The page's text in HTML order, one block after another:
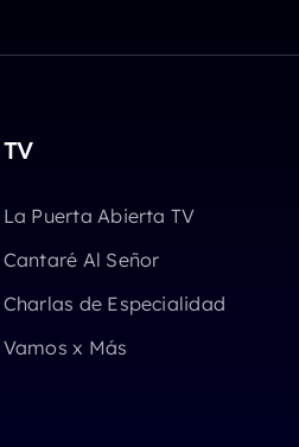
TV
La Puerta Abierta TV
Cantaré Al Señor
Charlas de Especialidad
Vamos x Más